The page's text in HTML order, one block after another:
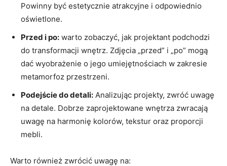
Powinny być estetycznie​ atrakcyjne ⁣i odpowiednio
oświetlone.
Przed i po: warto ⁤zobaczyć, jak projektant podchodzi
do transformacji wnętrz. Zdjęcia⁣ „przed” i „po” mogą
dać wyobrażenie o jego umiejętnościach w zakresie
metamorfoz przestrzeni.
Podejście do detali: Analizując projekty, zwróć uwagę
na detale. Dobrze zaprojektowane wnętrza zwracają
uwagę na harmonię kolorów, tekstur oraz proporcji
mebli.
Warto również zwrócić uwagę na: